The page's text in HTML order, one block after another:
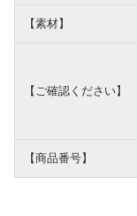
【素材】
【ご確認ください】
【商品番号】